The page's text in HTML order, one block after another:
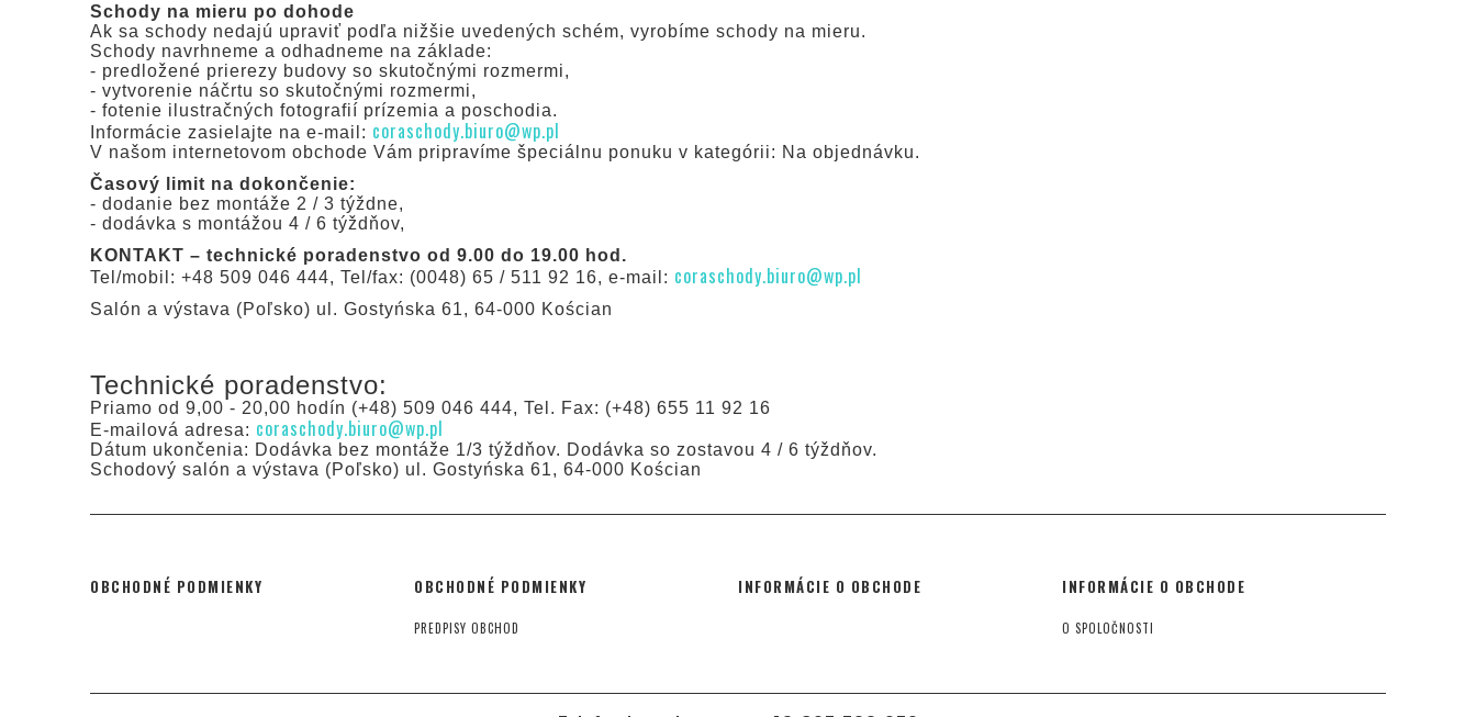
Schody na mieru po dohode
Ak sa schody nedajú upraviť podľa nižšie uvedených schém, vyrobíme schody na mieru.
Schody navrhneme a odhadneme na základe:
- predložené prierezy budovy so skutočnými rozmermi,
- vytvorenie náčrtu so skutočnými rozmermi,
- fotenie ilustračných fotografií prízemia a poschodia.
Informácie zasielajte na e-mail: coraschody.biuro@wp.pl
V našom internetovom obchode Vám pripravíme špeciálnu ponuku v kategórii: Na objednávku.
Časový limit na dokončenie:
- dodanie bez montáže 2 / 3 týždne,
- dodávka s montážou 4 / 6 týždňov,
KONTAKT – technické poradenstvo od 9.00 do 19.00 hod.
Tel/mobil: +48 509 046 444, Tel/fax: (0048) 65 / 511 92 16, e-mail: coraschody.biuro@wp.pl
Salón a výstava (Poľsko) ul. Gostyńska 61, 64-000 Kościan
Technické poradenstvo:
Priamo od 9,00 - 20,00 hodín (+48) 509 046 444, Tel. Fax: (+48) 655 11 92 16
E-mailová adresa: coraschody.biuro@wp.pl
Dátum ukončenia: Dodávka bez montáže 1/3 týždňov. Dodávka so zostavou 4 / 6 týždňov.
Schodový salón a výstava (Poľsko) ul. Gostyńska 61, 64-000 Kościan
OBCHODNÉ PODMIENKY OBCHODNÉ PODMIENKY
PREDPISY OBCHOD
INFORMÁCIE O OBCHODE INFORMÁCIE O OBCHODE
O SPOLOČNOSTI